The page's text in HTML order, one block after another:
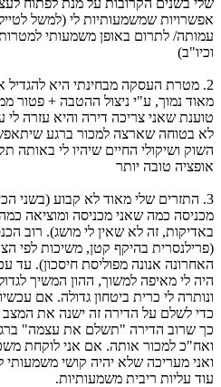
אפשרויות שמשמעותיות לי (למשל
עמותה/ לתרום באופן משמעותי למטרות
וכיו"ב)
2. מטרת העסקה מבחינתי היא להגדיל
מאוד נמוך, ע"י ניצול ההטבה +
טוענת שאני צריכה דירה והיא עזרה
השוק ושיקולי החיים שיהיו לי באותה
אופציה טובה יותר
3. התזרים שלי מאוד לא קבוע (בשני
מכניסה כמה שאני מכניסה ומוציאה
באדיקות, זה לא שאין לי מושג). רוב
(פרילנסרית בהיקף קטן, משיכות לפי
האחרונה אנונה מפוליסת חיסכון). עד
היה לי מאיפה למשוך, ההון המשיך
ונותרה לי כרית ביטחון גדולה. אם
כדי לשלם על הדירה זה ישנה את המצב
כך שרוב הדירה "תשלם את עצמה"
ואח"כ למכור אותה. אם אני לוקחת
ואני מעריכה שלא יהיה קושי
עוד עליות ריבית משמעותיות.